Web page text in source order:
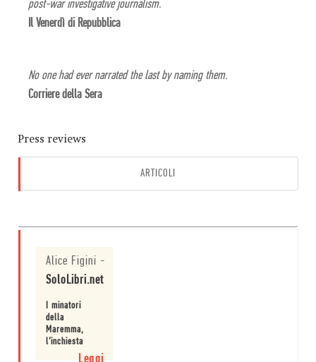
post-war investigative journalism.
Il Venerdì di Repubblica
No one had ever narrated the last by naming them.
Corriere della Sera
Press reviews
ARTICOLI
Alice Figini -
SoloLibri.net
I minatori
della
Maremma,
l’inchiesta
svolta da